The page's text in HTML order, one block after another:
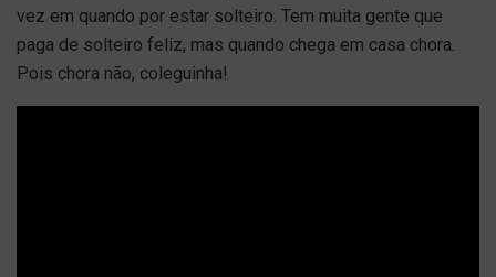
vez em quando por estar solteiro. Tem muita gente que
paga de solteiro feliz, mas quando chega em casa chora.
Pois chora não, coleguinha!